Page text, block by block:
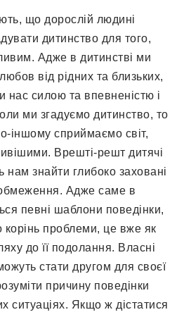
що дорослій людині
дитинство для того,
Адже в дитинстві ми
від рідних та близьких,
нас силою та впевненістю і
ми згадуємо дитинство, то
іншому сприймаємо світ,
Врешті-решт дитячі
нам знайти глибоко заховані
Адже саме в
певні шаблони поведінки,
корінь проблеми, це вже як
до її подолання. Власні
стати другом для своєї
причину поведінки
ситуаціях. Якщо ж дістатися